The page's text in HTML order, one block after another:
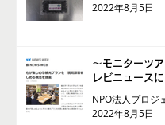
2022年8月5日
～モニターツ
レビニュース
2022年8月5日